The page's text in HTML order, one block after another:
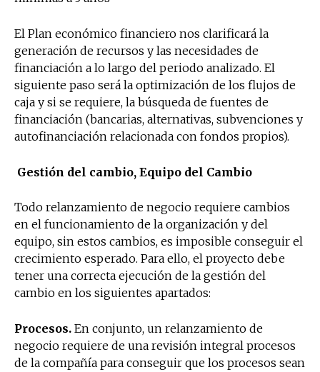
El Plan económico financiero nos clarificará la
generación de recursos y las necesidades de
financiación a lo largo del periodo analizado. El
siguiente paso será la optimización de los flujos de
caja y si se requiere, la búsqueda de fuentes de
financiación (bancarias, alternativas, subvenciones y
autofinanciación relacionada con fondos propios).
Gestión del cambio, Equipo del Cambio
Todo relanzamiento de negocio requiere cambios
en el funcionamiento de la organización y del
equipo, sin estos cambios, es imposible conseguir el
crecimiento esperado. Para ello, el proyecto debe
tener una correcta ejecución de la gestión del
cambio en los siguientes apartados:
Procesos. En conjunto, un relanzamiento de
negocio requiere de una revisión integral procesos
de la compañía para conseguir que los procesos sean